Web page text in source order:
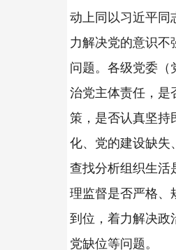
动上同以习近平同
力解决党的意识不
问题。各级党委（
治党主体责任，是
策，是否认真坚持
化、党的建设缺失
查找分析组织生活
理监督是否严格、
到位，着力解决政
党缺位等问题。